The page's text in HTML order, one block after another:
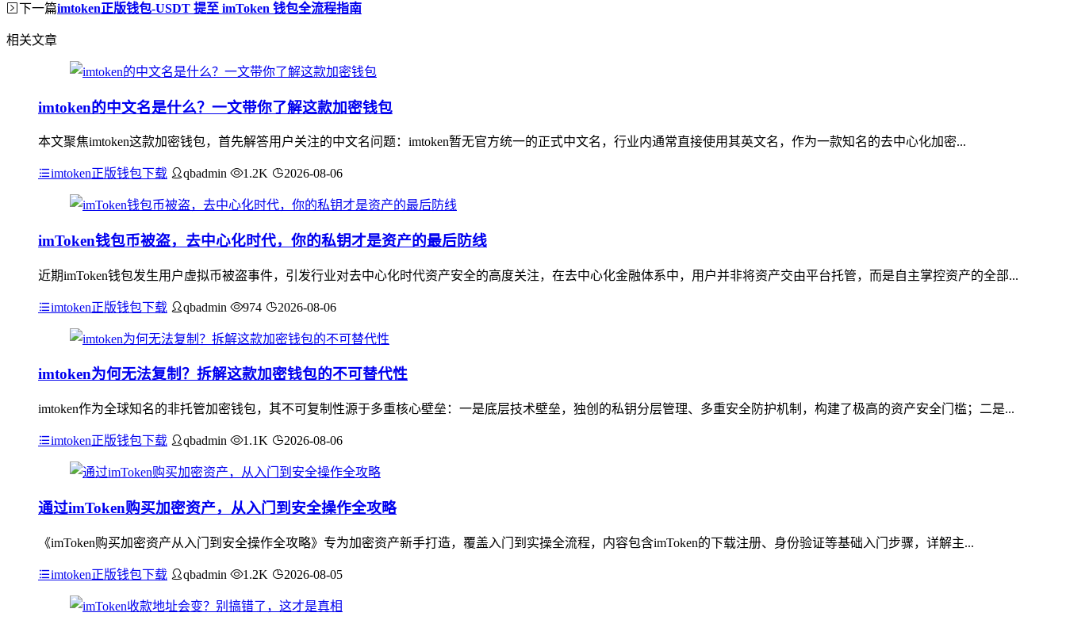
下一篇imtoken正版钱包-USDT 提至 imToken 钱包全流程指南
相关文章
imtoken的中文名是什么？一文带你了解这款加密钱包
本文聚焦imtoken这款加密钱包，首先解答用户关注的中文名问题：imtoken暂无官方统一的正式中文名，行业内通常直接使用其英文名，作为一款知名的去中心化加密...
imtoken正版钱包下载 qbadmin 1.2K 2026-08-06
imToken钱包币被盗，去中心化时代，你的私钥才是资产的最后防线
近期imToken钱包发生用户虚拟币被盗事件，引发行业对去中心化时代资产安全的高度关注，在去中心化金融体系中，用户并非将资产交由平台托管，而是自主掌控资产的全部...
imtoken正版钱包下载 qbadmin 974 2026-08-06
imtoken为何无法复制？拆解这款加密钱包的不可替代性
imtoken作为全球知名的非托管加密钱包，其不可复制性源于多重核心壁垒：一是底层技术壁垒，独创的私钥分层管理、多重安全防护机制，构建了极高的资产安全门槛；二是...
imtoken正版钱包下载 qbadmin 1.1K 2026-08-06
通过imToken购买加密资产，从入门到安全操作全攻略
《imToken购买加密资产从入门到安全操作全攻略》专为加密资产新手打造，覆盖入门到实操全流程，内容包含imToken的下载注册、身份验证等基础入门步骤，详解主...
imtoken正版钱包下载 qbadmin 1.2K 2026-08-05